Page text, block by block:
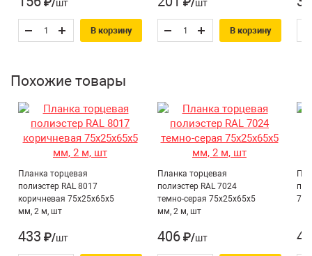
₽/шт
В корзину
₽/шт
В корзину
Похожие товары
Планка торцевая
полиэстер RAL 8017
коричневая 75х25х65х5
мм, 2 м, шт
433 ₽/шт
Планка торцевая
полиэстер RAL 7024
темно-серая 75х25х65х5
мм, 2 м, шт
406 ₽/шт